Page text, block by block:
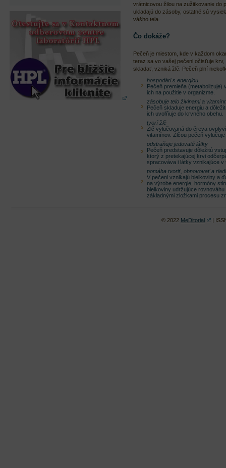
vrátnicovou žilou na zužitkovanie do
ukladajú do zásoby, ostatné sú
vášho tela.
Čo dokáže?
Pečeň je miestom, kde v každom
teraz sa vo vašej pečeni očisťuje
skladať, vzniká žlč. Pečeň plní
hospodári s energiou
Pečeň premieňa
ich na použitie v organizme.
zásobuje telo živinami a
Pečeň skladuje energiu a
ich uvoľňuje do krvného obehu.
tvorí žlč
Žlč vylučovaná do čreva
vitamínov. Žlčou pečeň
odstraňuje jedovaté látky
Pečeň predstavuje dôležitú
ktorý z pretekajúcej krvi
spracováva i látky vznikajúce v
pomáha tvoriť, obnovovať a
V pečeni vznikajú bielkoviny a
na výrobe energie, hormóny
bielkoviny udržujúce
základnými zložkami procesu
© 2022 MeDitorial |